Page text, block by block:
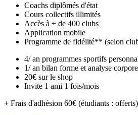
Coachs diplômés d'état
Cours collectifs illimités
Accès à + de 400 clubs
Application mobile
Programme de fidélité** (selon
4/ an programmes sportifs
1/ an bilan forme et analyse
20€ sur le shop
Invite 1 ami 1 fois/mois
+ Frais d'adhésion 60€ (étudiants : offerts)